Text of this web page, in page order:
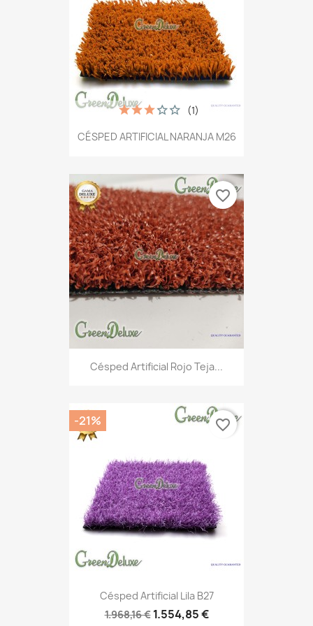
CÉSPED ARTIFICIAL NARANJA M26
(1)
Césped Artificial Rojo Teja...
favorite_border
Césped Artificial Lila B27
1.968,16 € 1.554,85 €
-21% favorite_border